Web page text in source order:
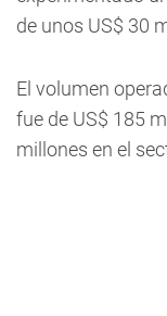
de unos US$ 30
El volumen
fue de US$ 185
millones en el